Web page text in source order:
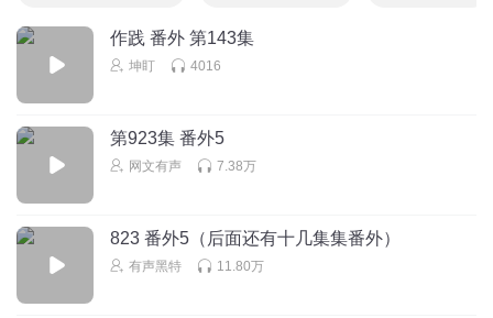
作践 番外 第143集
坤盯 4016
第923集 番外5
网文有声 7.38万
823 番外5（后面还有十几集集番外）
有声黑特 11.80万